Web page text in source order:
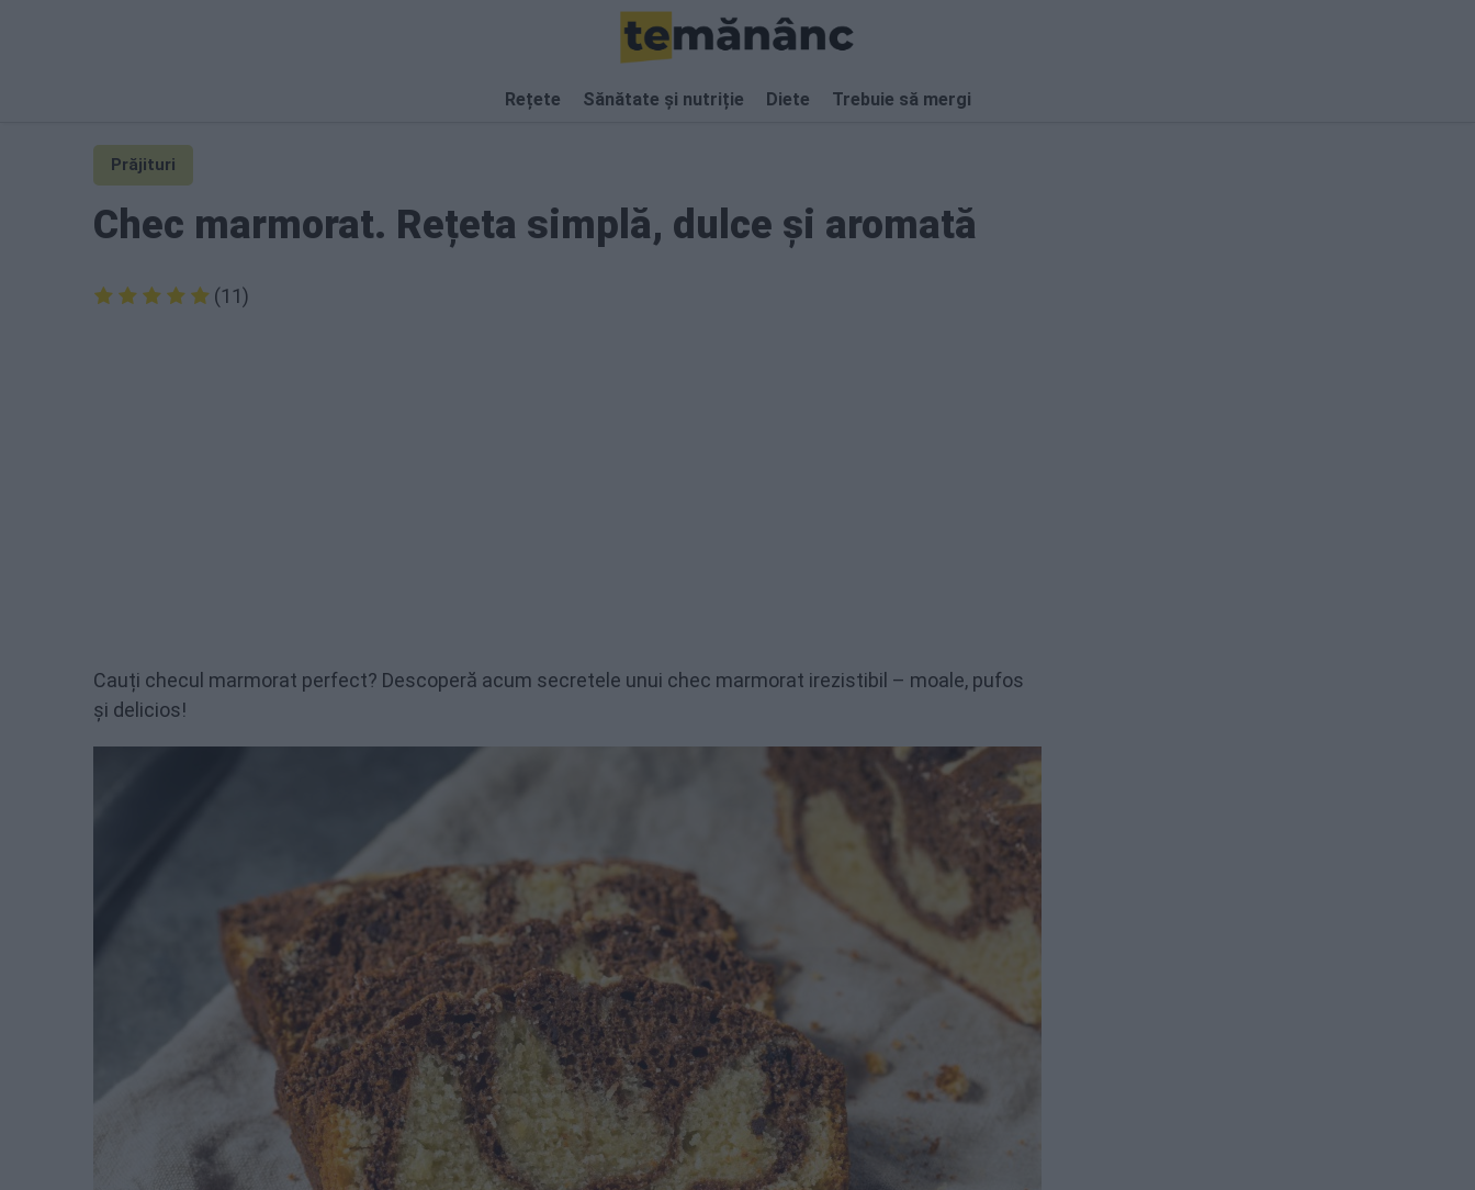
Rețete Sănătate și nutriție Diete Trebuie să mergi
Prăjituri
Chec marmorat. Rețeta simplă, dulce și aromată
(11)
Cauți checul marmorat perfect? Descoperă acum secretele unui chec marmorat irezistibil – moale, pufos
și delicios!